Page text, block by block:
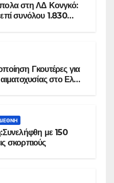
στη ΛΔ Κονγκό:
συνόλου 1.830
Γκουτέρες για
στο Ελ
με 150
σκορπιούς